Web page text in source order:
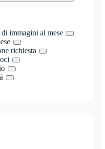
immagini al mese
richiesta